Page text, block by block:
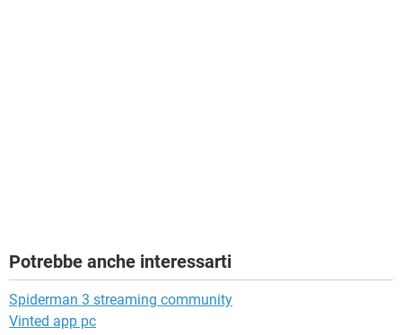
Potrebbe anche interessarti
Spiderman 3 streaming community
Vinted app pc